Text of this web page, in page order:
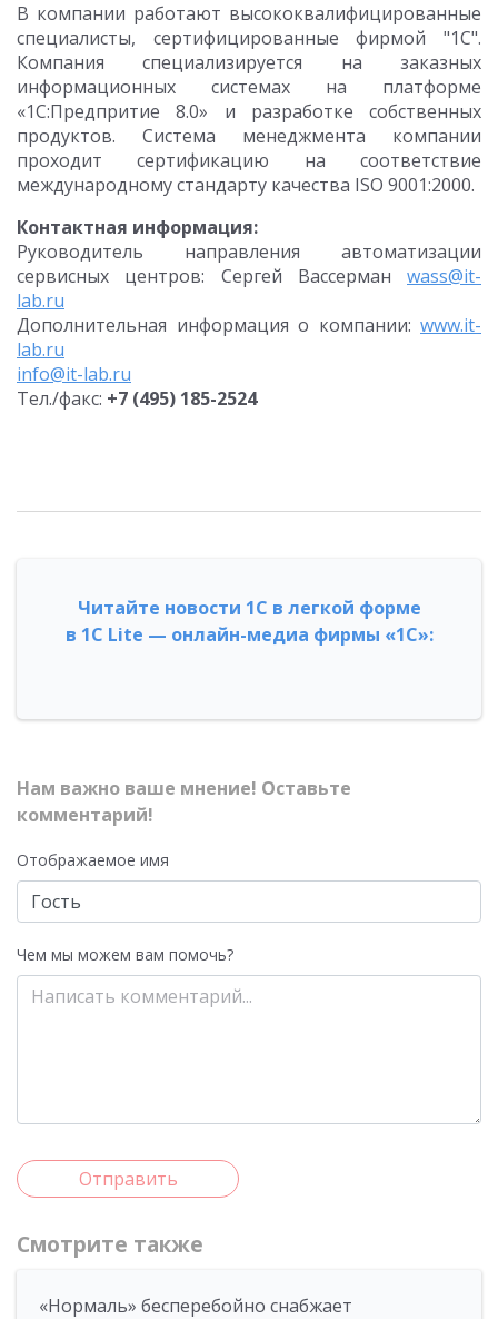
В компании работают высококвалифицированные
специалисты, сертифицированные фирмой "1С".
Компания специализируется на заказных
информационных системах на платформе
«1С:Предпритие 8.0» и разработке собственных
продуктов. Система менеджмента компании
проходит сертификацию на соответствие
международному стандарту качества ISO 9001:2000.
Контактная информация:
Руководитель направления автоматизации
сервисных центров: Сергей Вассерман wass@it-
lab.ru
Дополнительная информация о компании: www.it-
lab.ru
info@it-lab.ru
Тел./факс: +7 (495) 185-2524
Читайте новости 1С в легкой форме
в 1С Lite — онлайн-медиа фирмы «1С»:
Нам важно ваше мнение! Оставьте
комментарий!
Отображаемое имя
Чем мы можем вам помочь?
Отправить
Смотрите также
«Нормаль» бесперебойно снабжает